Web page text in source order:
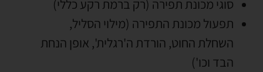
סוגי מכונת תפירה (רק ברמת רקע כללי)
תפעול מכונת התפירה (מילוי הסליל,
השחלת החוט, הורדת ה'רגלית', אופן הנחת
הבד וכו')